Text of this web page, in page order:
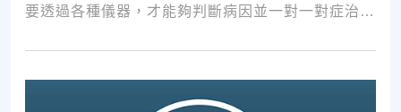
要透過各種儀器，才能夠判斷病因並一對一對症治
次推拿、按摩，都難以讓您徹底擺脫不適。